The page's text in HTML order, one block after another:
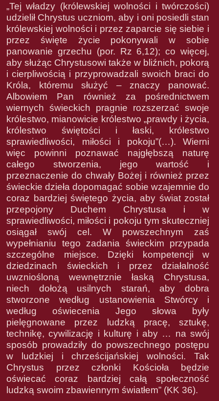
„Tej władzy (królewskiej wolności i twórczości)
udzielił Chrystus uczniom, aby i oni posiedli stan
królewskiej wolności i przez zaparcie się siebie i
przez święte życie pokonywali w sobie
panowanie grzechu (por. Rz 6,12); co więcej,
aby służąc Chrystusowi także w bliźnich, pokorą
i cierpliwością i przyprowadzali swoich braci do
Króla, któremu służyć – znaczy panować.
Albowiem Pan również za pośrednictwem
wiernych świeckich pragnie rozszerzać swoje
królestwo, mianowicie królestwo „prawdy i życia,
królestwo świętości i łaski, królestwo
sprawiedliwości, miłości i pokoju”(…). Wierni
więc powinni poznawać najgłębszą naturę
całego stworzenia, jego wartość i
przeznaczenie do chwały Bożej i również przez
świeckie dzieła dopomagać sobie wzajemnie do
coraz bardziej świętego życia, aby świat został
przepojony Duchem Chrystusa i w
sprawiedliwości, miłości i pokoju tym skuteczniej
osiągał swój cel. W powszechnym zaś
wypełnianiu tego zadania świeckim przypada
szczególne miejsce. Dzięki kompetencji w
dziedzinach świeckich i przez działalność
uwzniośloną wewnętrznie łaską Chrystusa,
niech dołożą usilnych starań, aby dobra
stworzone według ustanowienia Stwórcy i
według oświecenia Jego słowa były
pielęgnowane przez ludzką pracę, sztukę,
technikę, cywilizację i kulturę i aby … na swój
sposób prowadziły do powszechnego postępu
w ludzkiej i chrześcijańskiej wolności. Tak
Chrystus przez członki Kościoła będzie
oświecać coraz bardziej całą społeczność
ludzką swoim zbawiennym światłem” (KK 36).